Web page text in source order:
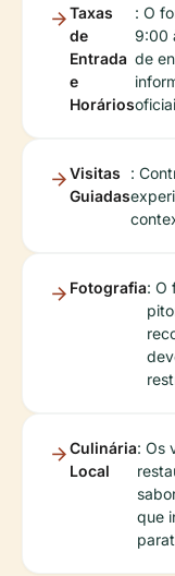
Taxas
de
Entrada
e
Horários
: O
9:00
de
Visitas
Guiadas
:
Fotografia: O
Culinária
Local
: Os
que